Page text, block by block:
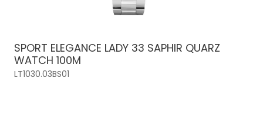
SPORT ELEGANCE LADY 33 SAPHIR QUARZ
WATCH 100M
LT1030.03BS01